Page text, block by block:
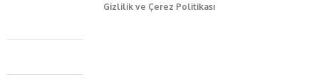
Gizlilik ve Çerez Politikası
Caferağa Mah. Dr. Şakir Paşa Sok. No3/A Kadıköy İstanbul
+90 543 345 46 00